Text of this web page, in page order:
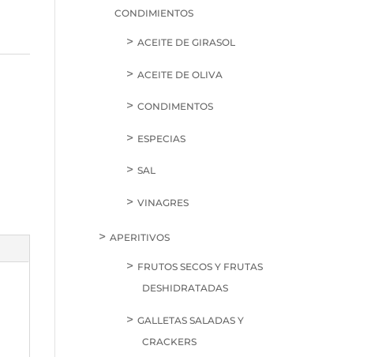
CONDIMIENTOS
ACEITE DE GIRASOL
ACEITE DE OLIVA
CONDIMENTOS
ESPECIAS
SAL
VINAGRES
APERITIVOS
FRUTOS SECOS Y FRUTAS
DESHIDRATADAS
GALLETAS SALADAS Y
CRACKERS